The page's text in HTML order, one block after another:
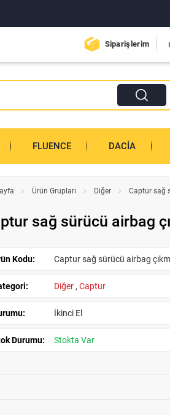
Siparişlerim
FLUENCE DACIA
Ürün Grupları Diğer Captur sağ
sağ sürücü airbag
Kodu: Captur sağ sürücü airbag
Diğer ,Captur
İkinci El
Durumu: Stokta Var